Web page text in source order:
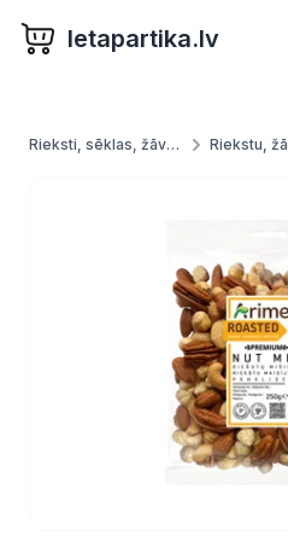
letapartika.lv
Rieksti, sēklas, žāvētas ogas, augļi un dārzeņi